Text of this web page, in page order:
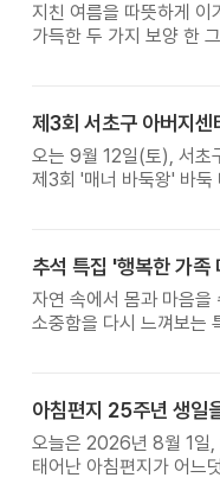
지친 여름을 따뜻하게 이
가득한 두 가지 보양 한
오는 9월 12일(토), 서초
제3회 '매너 바둑왕' 바둑
추석 특집 '행복한 가족
자연 속에서 몸과 마음을
소중함을 다시 느껴보는
아침편지 25주년 생일
오늘은 2026년 8월 1일,
태어난 아침편지가 어느